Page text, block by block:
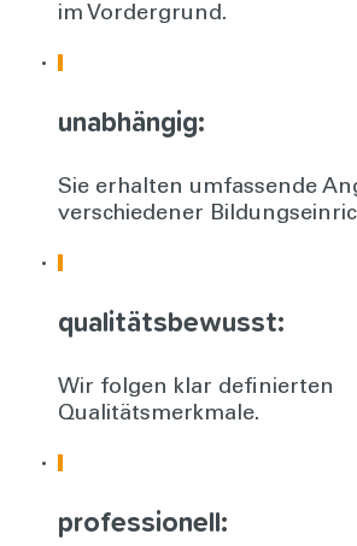
im Vordergrund.
unabhängig:
Sie erhalten umfassende
verschiedener
qualitätsbewusst:
Wir folgen klar definierten
Qualitätsmerkmale.
professionell: